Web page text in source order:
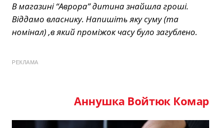
В магазині “Аврора” дитина знайшла гроші.
Віддамо власнику. Напишіть яку суму (та
номінал) ,в який проміжок часу було загублено.
РЕКЛАМА
Аннушка Войтюк Комар